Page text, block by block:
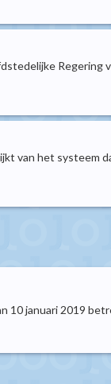
Regering
van het systeem
10 januari 2019